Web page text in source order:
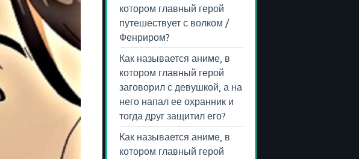
котором главный герой
путешествует с волком /
Фенриром?
Как называется аниме, в
котором главный герой
заговорил с девушкой, а на
него напал ее охранник и
тогда друг защитил его?
Как называется аниме, в
котором главный герой